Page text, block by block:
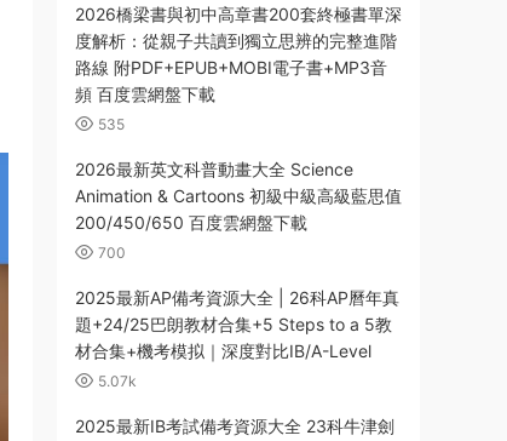
2026橋梁書與初中高章書200套終極書單深
度解析：從親子共讀到獨立思辨的完整進階
路線 附PDF+EPUB+MOBI電子書+MP3音
頻 百度雲網盤下載
535
2026最新英文科普動畫大全 Science
Animation & Cartoons 初級中級高級藍思值
200/450/650 百度雲網盤下載
700
2025最新AP備考資源大全 | 26科AP曆年真
題+24/25巴朗教材合集+5 Steps to a 5教
材合集+機考模拟｜深度對比IB/A-Level
5.07k
2025最新IB考試備考資源大全 23科牛津劍